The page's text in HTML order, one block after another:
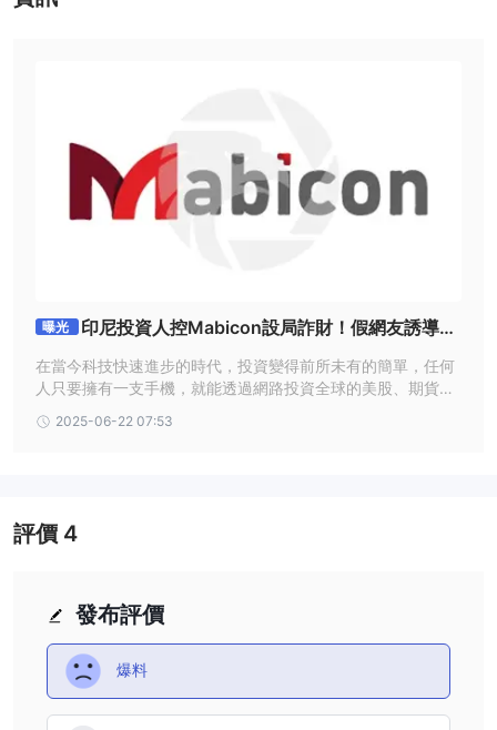
無佣金
曝光
印尼投資人控Mabicon設局詐財！假網友誘導投
資，出金遭拖延刁難
在當今科技快速進步的時代，投資變得前所未有的簡單，任何
人只要擁有一支手機，就能透過網路投資全球的美股、期貨、
選擇。最近，外匯天眼就收到不少用戶的訊息，想要知道Mabi
2025-06-22 07:53
發布評價
爆料
評價 4